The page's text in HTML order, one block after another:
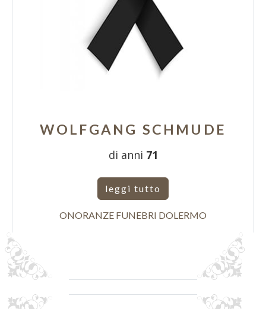
WOLFGANG SCHMUDE
di anni 71
leggi tutto
ONORANZE FUNEBRI DOLERMO